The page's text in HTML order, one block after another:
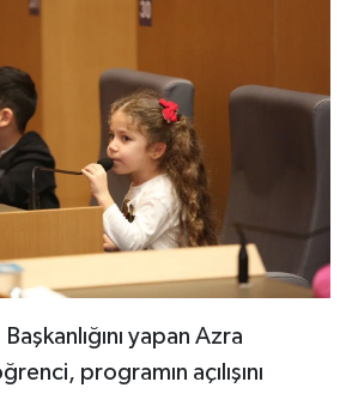
yapan Azra
programın açılışını